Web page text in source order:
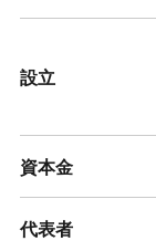
設立
資本金
代表者